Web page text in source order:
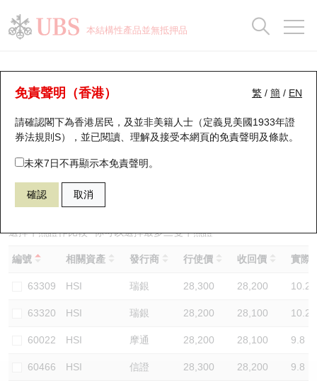
本結構性產品並無抵押品
繁 / 簡 / EN
免責聲明（香港）
請確認閣下為香港居民，及並非美籍人士（定義見美國1933年證
券法規則S），並已閱讀、理解及接受本網頁的免責聲明及條款。
未來7日不再顯示本免責聲明。
確認 取消
牛熊證分析儀
表現 街貨統計 比較
68680 瑞銀熊證 HSI 恒生指數
選擇牛熊證作比較 *你可以選擇最多三隻牛熊證
編號 相關資產 發行商 行使價 收回價 實際
63309 HSI 瑞銀 28,300 28,200 10.2
63320 HSI 瑞銀 28,200 28,100 10.2
60022 HSI 摩通 28,200 28,100 9.8
60466 HSI 信證 28,300 28,200 9.8
瑞銀認股證一覽
新發行瑞銀認股證
即將到期認股證
認股證到期結算價查詢
認股證分析儀
認股證速算機
認股證/牛熊證日誌
認股證文件及公告
街貨統計
比較
牛熊全景快搜
牛熊證搜尋
牛熊證街貨分佈圖
正股牛熊證列表
新發行瑞銀牛熊證
已收回牛熊證剩餘價值
牛熊證到期結算價查詢
牛熊證分析儀
街貨統計
比較
十大升幅/跌幅
十大認股證成交分佈
十天股證佔大市成交
資金流
街貨統計
三十大平均引伸波幅
正股分析儀
二十大活躍股份
恒指成份股
國指成份股
科指成份股
相關資產沽空
中資ETFs溢價比較
AH 股價對照
持股比重
顯示所有持股比重
每月輪證大市專題
輪證專欄
講座及教育短片
認股證投資者教育
牛熊證投資者教育
認股證牛熊證常問問題